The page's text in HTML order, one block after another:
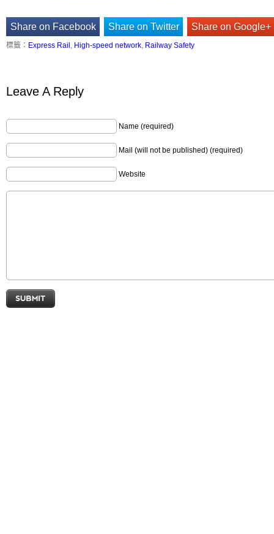
Share on Facebook Share on Twitter Share on Google+
標籤： Express Rail , High-speed network, Railway Safety
Leave A Reply
Name (required)
Mail (will not be published) (required)
Website